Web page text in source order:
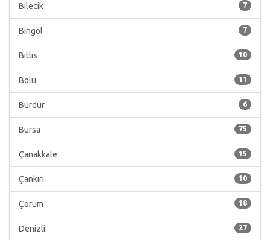
7
Bilecik
7
Bingöl
10
Bitlis
11
Bolu
6
Burdur
75
Bursa
15
Çanakkale
10
Çankırı
18
Çorum
27
Denizli